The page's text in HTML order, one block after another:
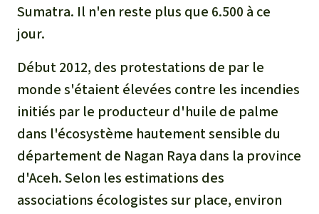
Sumatra. Il n'en reste plus que 6.500 à ce
jour.
Début 2012, des protestations de par le
monde s'étaient élevées contre les incendies
initiés par le producteur d'huile de palme
dans l'écosystème hautement sensible du
département de Nagan Raya dans la province
d'Aceh. Selon les estimations des
associations écologistes sur place, environ